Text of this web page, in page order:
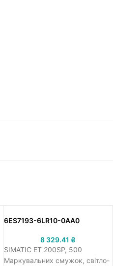
6ES7193-6LR10-0AA0
8 329.41 ₴
SIMATIC ET 200SP, 500
Маркувальних смужок, світло-